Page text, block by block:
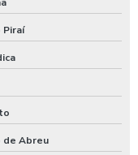
Piraí
de Abreu